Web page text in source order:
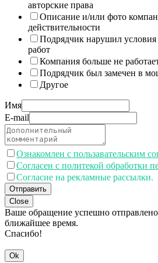
авторские права
Описание и/или фото
действительности
Подрядчик нарушил условия
работ
Компания больше не
Подрядчик был замечен в
Другое
Имя
E-mail
Ознакомлен с пользавательским
Согласен с политекой обработки
Согласие на рекламные рассылки.
Отправить
Close
Ваше обращение успешно отправлено
ближайшее время.
Спасибо!
Ok